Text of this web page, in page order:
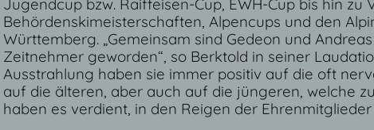
Behördenskimeisterschaften, Alpencups und den
Württemberg. „Gemeinsam sind Gedeon und
Zeitnehmer geworden“, so Berktold in seiner
Ausstrahlung haben sie immer positiv auf die oft
auf die älteren, aber auch auf die jüngeren, welche
haben es verdient, in den Reigen der